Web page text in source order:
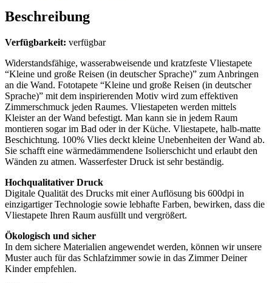
Beschreibung
Verfügbarkeit: verfügbar
Widerstandsfähige, wasserabweisende und kratzfeste Vliestapete
“Kleine und große Reisen (in deutscher Sprache)” zum Anbringen
an die Wand. Fototapete “Kleine und große Reisen (in deutscher
Sprache)” mit dem inspirierenden Motiv wird zum effektiven
Zimmerschmuck jeden Raumes. Vliestapeten werden mittels
Kleister an der Wand befestigt. Man kann sie in jedem Raum
montieren sogar im Bad oder in der Küche. Vliestapete, halb-matte
Beschichtung. 100% Vlies deckt kleine Unebenheiten der Wand ab.
Sie schafft eine wärmedämmendene Isolierschicht und erlaubt den
Wänden zu atmen. Wasserfester Druck ist sehr beständig.
Hochqualitativer Druck
Digitale Qualität des Drucks mit einer Auflösung bis 600dpi in
einzigartiger Technologie sowie lebhafte Farben, bewirken, dass die
Vliestapete Ihren Raum ausfüllt und vergrößert.
Ökologisch und sicher
In dem sichere Materialien angewendet werden, können wir unsere
Muster auch für das Schlafzimmer sowie in das Zimmer Deiner
Kinder empfehlen.